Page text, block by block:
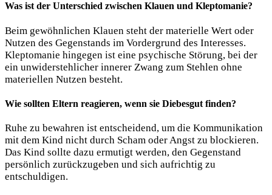
Was ist der Unterschied zwischen Klauen und Kleptomanie?
Beim gewöhnlichen Klauen steht der materielle Wert oder
Nutzen des Gegenstands im Vordergrund des Interesses.
Kleptomanie hingegen ist eine psychische Störung, bei der
ein unwiderstehlicher innerer Zwang zum Stehlen ohne
materiellen Nutzen besteht.
Wie sollten Eltern reagieren, wenn sie Diebesgut finden?
Ruhe zu bewahren ist entscheidend, um die Kommunikation
mit dem Kind nicht durch Scham oder Angst zu blockieren.
Das Kind sollte dazu ermutigt werden, den Gegenstand
persönlich zurückzugeben und sich aufrichtig zu
entschuldigen.